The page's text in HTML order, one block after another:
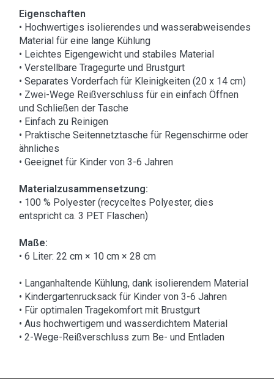
Eigenschaften
• Hochwertiges isolierendes und wasserabweisendes
Material für eine lange Kühlung
• Leichtes Eigengewicht und stabiles Material
• Verstellbare Tragegurte und Brustgurt
• Separates Vorderfach für Kleinigkeiten (20 x 14 cm)
• Zwei-Wege Reißverschluss für ein einfach Öffnen
und Schließen der Tasche
• Einfach zu Reinigen
• Praktische Seitennetztasche für Regenschirme oder
ähnliches
• Geeignet für Kinder von 3-6 Jahren
Materialzusammensetzung:
• 100 % Polyester (recyceltes Polyester, dies
entspricht ca. 3 PET Flaschen)
Maße:
• 6 Liter: 22 cm × 10 cm × 28 cm
• Langanhaltende Kühlung, dank isolierendem Material
• Kindergartenrucksack für Kinder von 3-6 Jahren
• Für optimalen Tragekomfort mit Brustgurt
• Aus hochwertigem und wasserdichtem Material
• 2-Wege-Reißverschluss zum Be- und Entladen